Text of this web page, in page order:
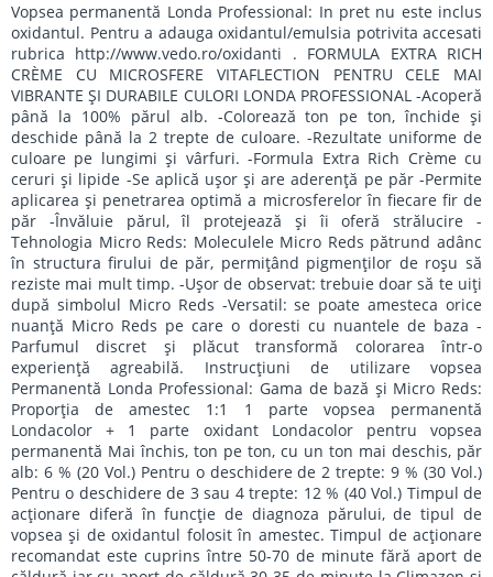
Vopsea permanentă Londa Professional: In pret nu este inclus
oxidantul. Pentru a adauga oxidantul/emulsia potrivita accesati
rubrica http://www.vedo.ro/oxidanti . FORMULA EXTRA RICH
CRÈME CU MICROSFERE VITAFLECTION PENTRU CELE MAI
VIBRANTE ŞI DURABILE CULORI LONDA PROFESSIONAL -Acoperă
până la 100% părul alb. -Colorează ton pe ton, închide şi
deschide până la 2 trepte de culoare. -Rezultate uniforme de
culoare pe lungimi şi vârfuri. -Formula Extra Rich Crème cu
ceruri şi lipide -Se aplică uşor şi are aderenţă pe păr -Permite
aplicarea şi penetrarea optimă a microsferelor în fiecare fir de
păr -Învăluie părul, îl protejează şi îi oferă strălucire -
Tehnologia Micro Reds: Moleculele Micro Reds pătrund adânc
în structura firului de păr, permiţând pigmenţilor de roşu să
reziste mai mult timp. -Uşor de observat: trebuie doar să te uiţi
după simbolul Micro Reds -Versatil: se poate amesteca orice
nuanţă Micro Reds pe care o doresti cu nuantele de baza -
Parfumul discret şi plăcut transformă colorarea într-o
experienţă agreabilă. Instrucţiuni de utilizare vopsea
Permanentă Londa Professional: Gama de bază şi Micro Reds:
Proporţia de amestec 1:1 1 parte vopsea permanentă
Londacolor + 1 parte oxidant Londacolor pentru vopsea
permanentă Mai închis, ton pe ton, cu un ton mai deschis, păr
alb: 6 % (20 Vol.) Pentru o deschidere de 2 trepte: 9 % (30 Vol.)
Pentru o deschidere de 3 sau 4 trepte: 12 % (40 Vol.) Timpul de
acţionare diferă în funcţie de diagnoza părului, de tipul de
vopsea şi de oxidantul folosit în amestec. Timpul de acţionare
recomandat este cuprins între 50-70 de minute fără aport de